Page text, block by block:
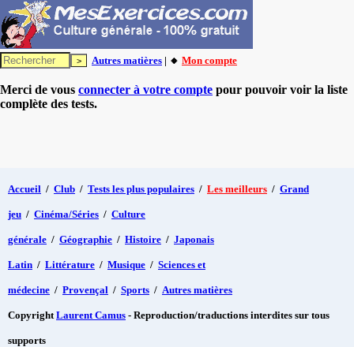
Autres matières | 🔸 Mon compte
Merci de vous connecter à votre compte pour pouvoir voir la liste
complète des tests.
Accueil / Club / Tests les plus populaires / Les meilleurs / Grand
jeu / Cinéma/Séries / Culture
générale / Géographie / Histoire / Japonais
Latin / Littérature / Musique / Sciences et
médecine / Provençal / Sports / Autres matières
CopyrightLaurent Camus - Reproduction/traductions interdites sur tous
supports